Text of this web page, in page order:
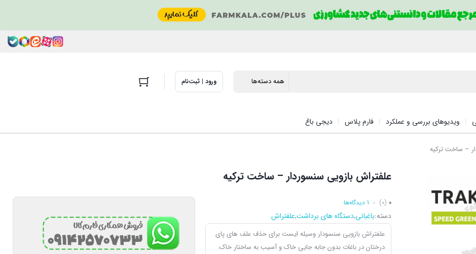
ورود | ثبت‌نام
ویدیوهای بررسی و عملکرد فارم پلاس دیجی باغ
– ساخت ترکیه
علفتراش بازویی سنسوردار – ساخت ترکیه
0
(0) 1 دیدگاه‌ها
دسته:باغبانی,دستگاه های برداشت,علفتراش
علفتراش بازویی سنسودار وسیله ایست برای حذف علف های پای
درختان در باغات بدون جابه جایی خاک و آسیب به ساختار خاک.